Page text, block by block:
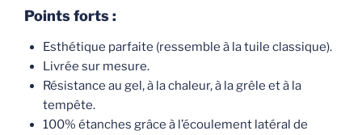
Points forts :
Esthétique parfaite (ressemble à la tuile classique).
Livrée sur mesure.
Résistance au gel, à la chaleur, à la grêle et à la
tempête.
100% étanches grâce à l’écoulement latéral de